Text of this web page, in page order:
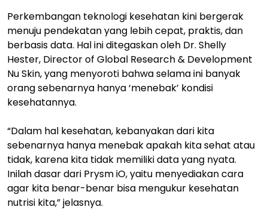
Perkembangan teknologi kesehatan kini bergerak
menuju pendekatan yang lebih cepat, praktis, dan
berbasis data. Hal ini ditegaskan oleh Dr. Shelly
Hester, Director of Global Research & Development
Nu Skin, yang menyoroti bahwa selama ini banyak
orang sebenarnya hanya ‘menebak’ kondisi
kesehatannya.
“Dalam hal kesehatan, kebanyakan dari kita
sebenarnya hanya menebak apakah kita sehat atau
tidak, karena kita tidak memiliki data yang nyata.
Inilah dasar dari Prysm iO, yaitu menyediakan cara
agar kita benar-benar bisa mengukur kesehatan
nutrisi kita,” jelasnya.